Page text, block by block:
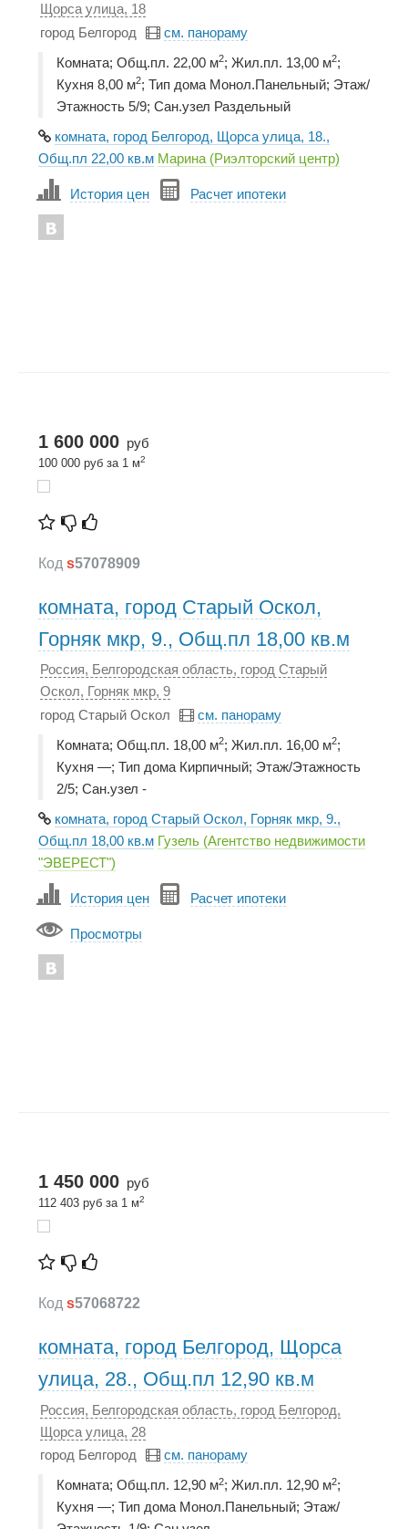
Щорса улица, 18
город Белгород
см. панораму
Комната; Общ.пл. 22,00 м2; Жил.пл. 13,00 м2;
Кухня 8,00 м2; Тип дома Монол.Панельный; Этаж/
Этажность 5/9; Сан.узел Раздельный
комната, город Белгород, Щорса улица, 18.,
Общ.пл 22,00 кв.м Марина (Риэлторский центр)
История цен Расчет ипотеки
1 600 000 руб
100 000 руб за 1 м2
Код s57078909
комната, город Старый Оскол,
Горняк мкр, 9., Общ.пл 18,00 кв.м
Россия, Белгородская область, город Старый
Оскол, Горняк мкр, 9
город Старый Оскол
см. панораму
Комната; Общ.пл. 18,00 м2; Жил.пл. 16,00 м2;
Кухня —; Тип дома Кирпичный; Этаж/Этажность
2/5; Сан.узел -
комната, город Старый Оскол, Горняк мкр, 9.,
Общ.пл 18,00 кв.м Гузель (Агентство недвижимости
"ЭВЕРЕСТ")
История цен Расчет ипотеки
Просмотры
1 450 000 руб
112 403 руб за 1 м2
Код s57068722
комната, город Белгород, Щорса
улица, 28., Общ.пл 12,90 кв.м
Россия, Белгородская область, город Белгород,
Щорса улица, 28
город Белгород
см. панораму
Комната; Общ.пл. 12,90 м2; Жил.пл. 12,90 м2;
Кухня —; Тип дома Монол.Панельный; Этаж/